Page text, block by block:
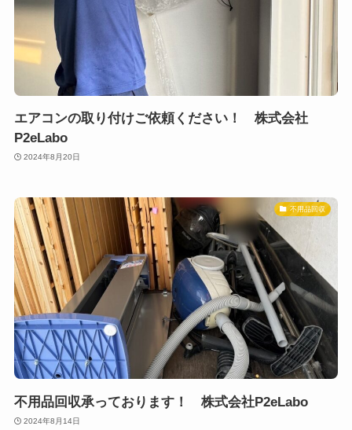
エアコンの取り付けご依頼ください！ 株式会社
P2eLabo
2024年8月20日
不用品回収
不用品回収承っております！ 株式会社P2eLabo
2024年8月14日